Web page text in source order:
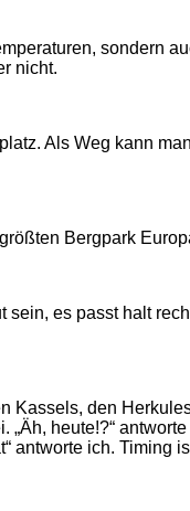
sondern
nicht.
Als Weg kann
Bergpark
sein, es passt halt
Kassels, den
heute!?“
antworte ich. Timing